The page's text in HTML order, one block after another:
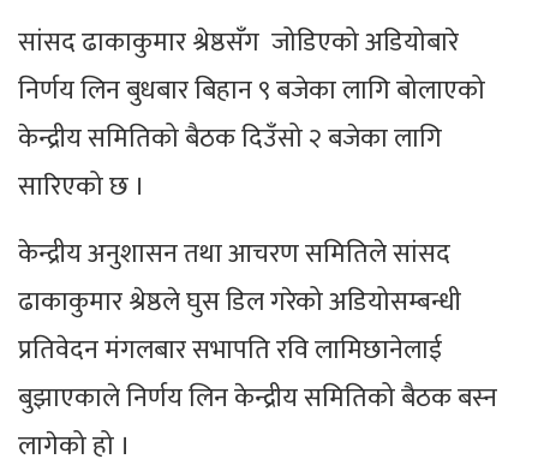
सांसद ढाकाकुमार श्रेष्ठसँग जोडिएको अडियोबारे
निर्णय लिन बुधबार बिहान ९ बजेका लागि बोलाएको
केन्द्रीय समितिको बैठक दिउँसो २ बजेका लागि
सारिएको छ ।
केन्द्रीय अनुशासन तथा आचरण समितिले सांसद
ढाकाकुमार श्रेष्ठले घुस डिल गरेको अडियोसम्बन्धी
प्रतिवेदन मंगलबार सभापति रवि लामिछानेलाई
बुझाएकाले निर्णय लिन केन्द्रीय समितिको बैठक बस्न
लागेको हो ।